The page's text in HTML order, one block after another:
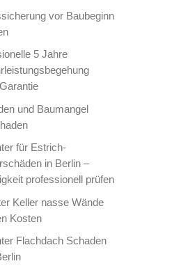
vor Baubeginn
5 Jahre
und Baumangel
für Estrich-
in Berlin –
professionell prüfen
Keller nasse Wände
Kosten
Flachdach Schaden